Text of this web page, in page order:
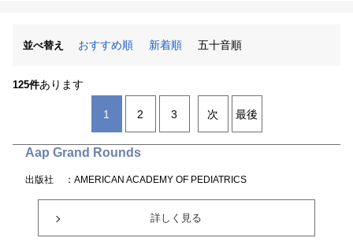
並べ替え おすすめ順 新着順 五十音順
125件あります
1 2 3 次 最後
Aap Grand Rounds
出版社 ：AMERICAN ACADEMY OF PEDIATRICS
詳しく見る